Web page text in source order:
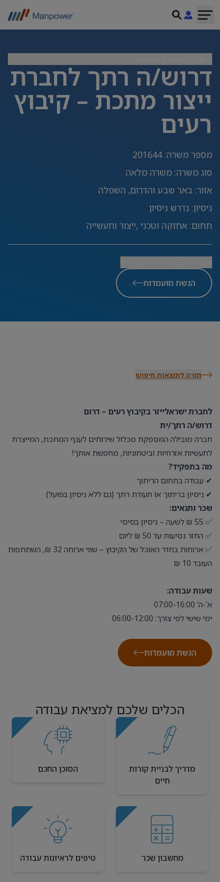
דרוש/ה רתך לחברת
ייצור מתכת – קיבוץ
רעים
מספר משרה:
201644
סוג משרה: משרה מלאה
אזור: באר שבע והדרום, השפלה
ניסיון: נדרש ניסיון
תחום: אחזקה וטכני ,ייצור ותעשייה
הגשת מועמדות
חזרה לתוצאות חיפוש
לחברת ישראלייזר בקיבוץ רעים – דרום
דרוש/ה רתך/ית
חברה מובילה המספקת מכלול שירותים לענף המתכת, המייצרת
לתעשיות אזרחיות וביטחוניות, מחפשת אותך!
מה בתפקיד?
✔ עבודה בתחום הריתוך
✔ ניסיון בריתוך או תעודת רתך (גם ללא ניסיון בפועל)
שכר ותנאים:
✅ 55 ₪ לשעה – ניסיון בסיסי
✅ החזר נסיעות עד 50 ₪ ליום
✅ ארוחות בחדר האוכל של הקיבוץ – שווי ארוחה 32 ₪, השתתפות
העובד 10 ₪
שעות עבודה:
א’-ה’ 07:00-16:00
ימי שישי לפי צורך: 06:00-12:00
הגשת מועמדות
הכלים שלכם למציאת עבודה
מדריך לבניית קורות
חיים
הסוכן החכם
מחשבון שכר טיפים לראיונות עבודה